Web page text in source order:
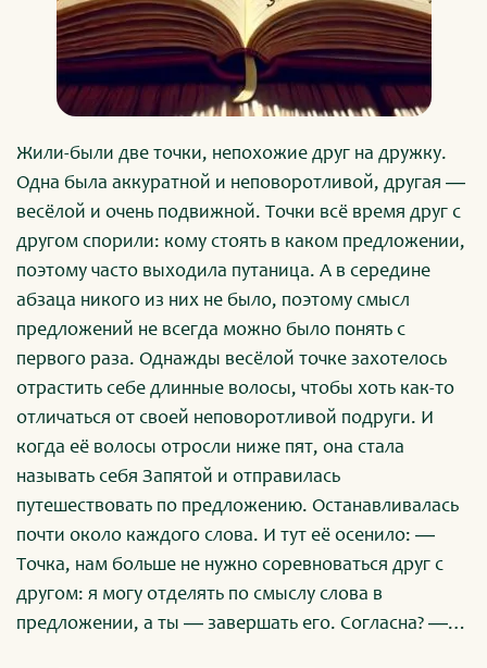
Жили-были две точки, непохожие друг на дружку.
Одна была аккуратной и неповоротливой, другая ―
весёлой и очень подвижной. Точки всё время друг с
другом спорили: кому стоять в каком предложении,
поэтому часто выходила путаница. А в середине
абзаца никого из них не было, поэтому смысл
предложений не всегда можно было понять с
первого раза. Однажды весёлой точке захотелось
отрастить себе длинные волосы, чтобы хоть как-то
отличаться от своей неповоротливой подруги. И
когда её волосы отросли ниже пят, она стала
называть себя Запятой и отправилась
путешествовать по предложению. Останавливалась
почти около каждого слова. И тут её осенило: ―
Точка, нам больше не нужно соревноваться друг с
другом: я могу отделять по смыслу слова в
предложении, а ты ― завершать его. Согласна? ―